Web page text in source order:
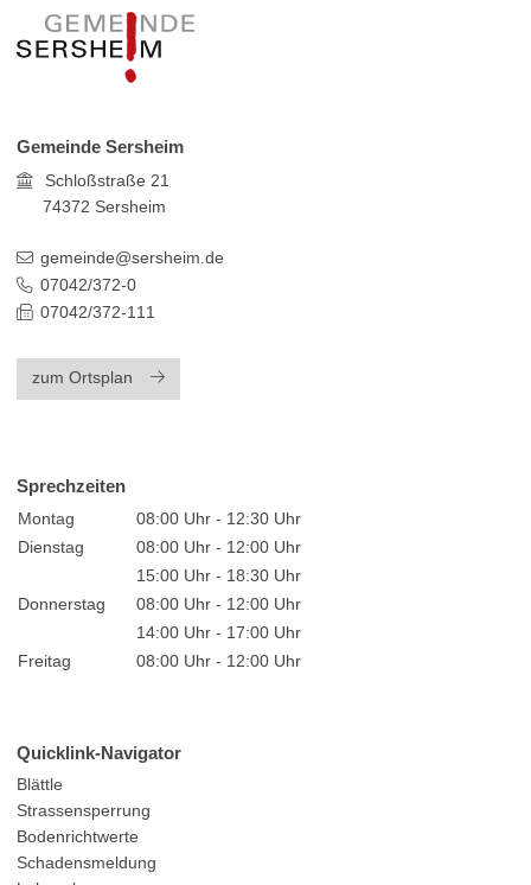
Gemeinde Sersheim
Schloßstraße 21
74372 Sersheim
gemeinde@sersheim.de
07042/372-0
07042/372-111
zum Ortsplan
Sprechzeiten
Montag
08:00 Uhr - 12:30 Uhr
Dienstag
08:00 Uhr - 12:00 Uhr
15:00 Uhr - 18:30 Uhr
Donnerstag
08:00 Uhr - 12:00 Uhr
14:00 Uhr - 17:00 Uhr
Freitag
08:00 Uhr - 12:00 Uhr
Quicklink-Navigator
Blättle
Strassensperrung
Bodenrichtwerte
Schadensmeldung